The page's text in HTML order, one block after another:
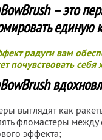
– это
единую
радуги вам
почувствовать
выглядят как
фломастеры
эффекта;